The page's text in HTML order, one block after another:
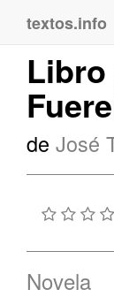
textos.info
de José
Novela